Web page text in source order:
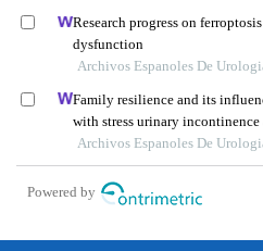
Research progress on
dysfunction
Archivos Espanoles De
Family resilience and its
with stress urinary incontinence
surgery: a retrospective study
Archivos Espanoles De
Powered by